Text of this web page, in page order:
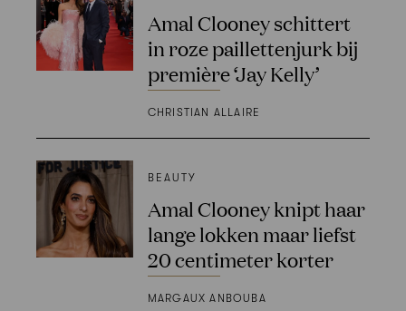
Amal Clooney schittert
in roze paillettenjurk bij
première ‘Jay Kelly’
CHRISTIAN ALLAIRE
BEAUTY
Amal Clooney knipt haar
lange lokken maar liefst
20 centimeter korter
MARGAUX ANBOUBA